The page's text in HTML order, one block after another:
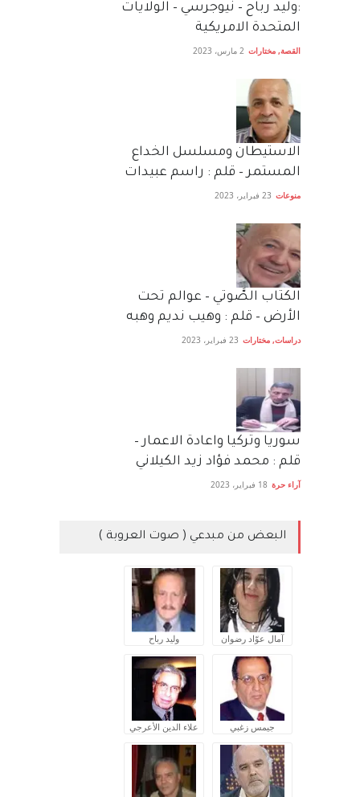
:وليد رباح – نيوجرسي – الولايات
المتحدة الامريكية
القصة, مختارات 2 مارس، 2023
الاستيطان ومسلسل الخداع
المستمر – قلم : راسم عبيدات
منوعات 23 فبراير، 2023
الكتاب الصَّوتي – عوالم تحت
الأرض – قلم : وهيب نديم وهبه
دراسات, مختارات 23 فبراير، 2023
سوريا وتركيا واعادة الاعمار –
قلم : محمد فؤاد زيد الكيلاني
آراء حرة 18 فبراير، 2023
البعض من مبدعي ( صوت العروبة )
آمال عوّاد رضوان وليد رباح
جيمس زغبي علاء الدين الأعرجي